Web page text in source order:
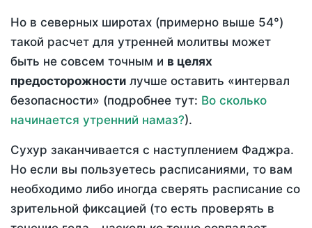
Но в северных широтах (примерно выше 54°)
такой расчет для утренней молитвы может
быть не совсем точным и в целях
предосторожности лучше оставить «интервал
безопасности» (подробнее тут: Во сколько
начинается утренний намаз?).
Сухур заканчивается с наступлением Фаджра.
Но если вы пользуетесь расписаниями, то вам
необходимо либо иногда сверять расписание со
зрительной фиксацией (то есть проверять в